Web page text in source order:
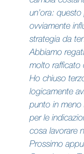
un’ora:
ovviamente
strategia da
Abbiamo
molto rafficato
Ho chiuso
logicamente
punto in
per le
cosa lavorare
Prossimo